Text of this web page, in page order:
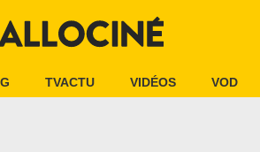
TVACTU VIDÉOS VOD